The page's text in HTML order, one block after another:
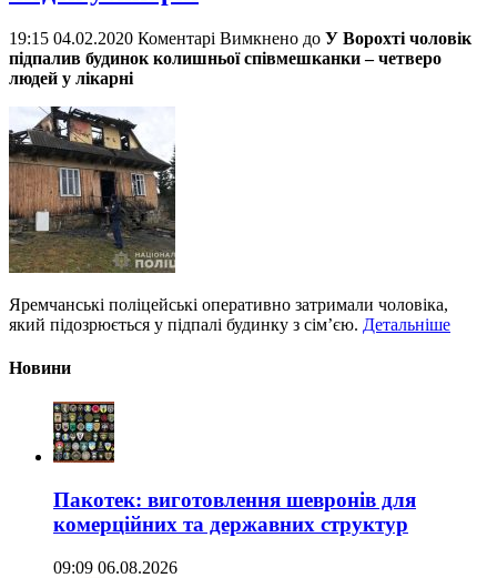
19:15 04.02.2020 Коментарі Вимкнено до У Ворохті чоловік
підпалив будинок колишньої співмешканки – четверо
людей у лікарні
Яремчанські поліцейські оперативно затримали чоловіка,
який підозрюється у підпалі будинку з сім’єю. Детальніше
Новини
Пакотек: виготовлення шевронів для
комерційних та державних структур
09:09 06.08.2026